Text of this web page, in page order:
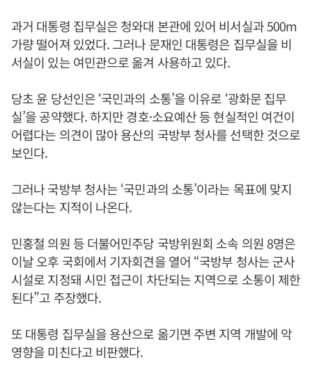
과거 대통령 집무실은 청와대 본관에 있어 비서실과 500m
가량 떨어져 있었다. 그러나 문재인 대통령은 집무실을 비
서실이 있는 여민관으로 옮겨 사용하고 있다.
당초 윤 당선인은 ‘국민과의 소통’을 이유로 ‘광화문 집무
실’을 공약했다. 하지만 경호·소요예산 등 현실적인 여건이
어렵다는 의견이 많아 용산의 국방부 청사를 선택한 것으로
보인다.
그러나 국방부 청사는 ‘국민과의 소통’이라는 목표에 맞지
않는다는 지적이 나온다.
민홍철 의원 등 더불어민주당 국방위원회 소속 의원 8명은
이날 오후 국회에서 기자회견을 열어 “국방부 청사는 군사
시설로 지정돼 시민 접근이 차단되는 지역으로 소통이 제한
된다”고 주장했다.
또 대통령 집무실을 용산으로 옮기면 주변 지역 개발에 악
영향을 미친다고 비판했다.